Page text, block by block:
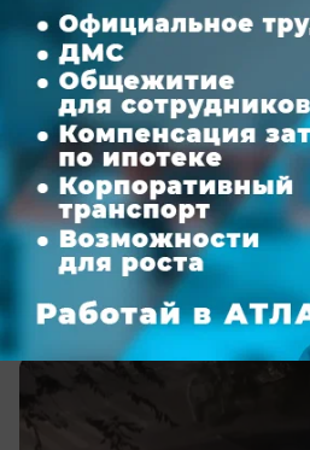
вчера в 16:40
Происшествия
Полиция ищет
военнослужащего в
Пострадавшего избили
трубой возле дома на